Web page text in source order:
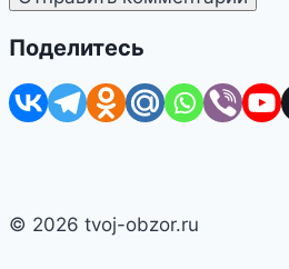
Поделитесь
© 2026 tvoj-obzor.ru